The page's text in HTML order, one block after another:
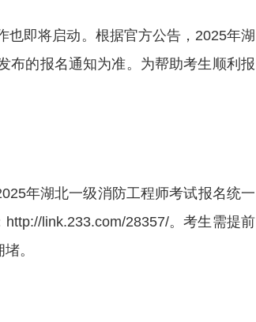
也即将启动。根据官方公告，2025年湖
布的报名通知为准。为帮助考生顺利报
年湖北一级消防工程师考试报名统一
link.233.com/28357/。考生需提前
。